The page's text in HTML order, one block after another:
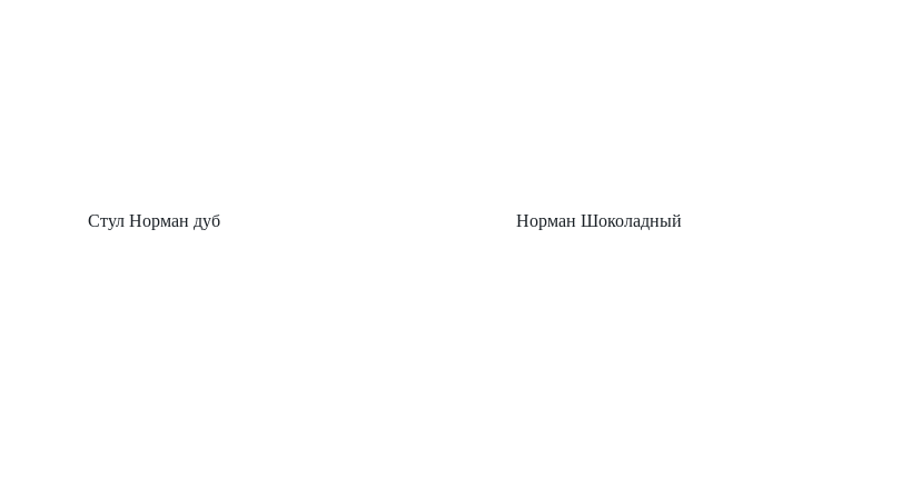
Стул Норман дуб Норман Шоколадный